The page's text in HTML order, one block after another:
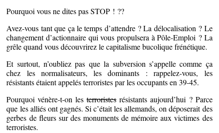
Pourquoi vous ne dites pas STOP ! ??
Avez-vous tant que ça le temps d’attendre ? La délocalisation ? Le
changement d’actionnaire qui vous propulsera à Pôle-Emploi ? La
grêle quand vous découvrirez le capitalisme bucolique frénétique.
Et surtout, n’oubliez pas que la subversion s’appelle comme ça
chez les normalisateurs, les dominants : rappelez-vous, les
résistants étaient appelés terroristes par les occupants en 39-45.
Pourquoi vénère-t-on lesterroristes résistants aujourd’hui ? Parce
que les alliés ont gagnés. Si c’était les allemands, on déposerait des
gerbes de fleurs sur des monuments de mémoire aux victimes des
terroristes.